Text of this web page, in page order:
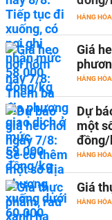
HÀNG HÓA
Giá
HÀNG HÓA
Dự
một
HÀNG HÓA
Giá
HÀNG HÓA